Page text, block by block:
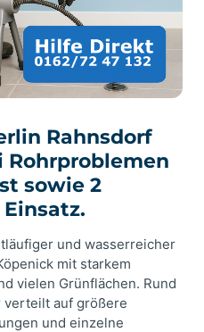
Rahnsdorf
Rohrproblemen
sowie 2
und wasserreicher
mit starkem
vielen Grünflächen. Rund
verteilt auf größere
und einzelne